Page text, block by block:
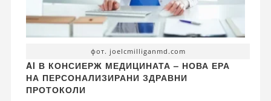
фот. joelcmilliganmd.com
AI В КОНСИЕРЖ МЕДИЦИНАТА – НОВА ЕРА
НА ПЕРСОНАЛИЗИРАНИ ЗДРАВНИ
ПРОТОКОЛИ